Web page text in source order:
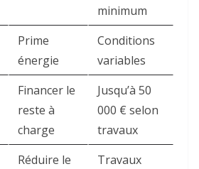
minimum
Prime
énergie
Conditions
variables
Financer le
reste à
charge
Jusqu’à 50
000 € selon
travaux
Réduire le
Travaux